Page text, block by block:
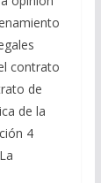
contrato
de
de la
4